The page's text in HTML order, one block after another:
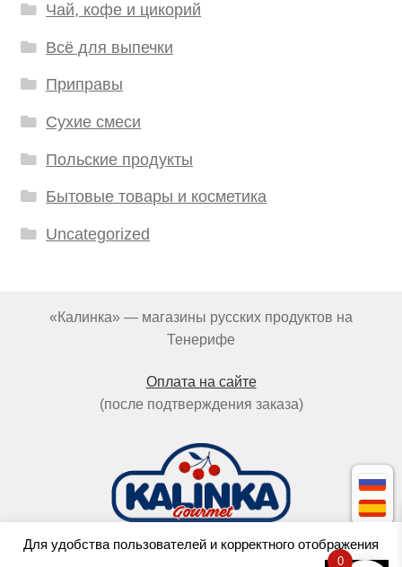
Чай, кофе и цикорий
Всё для выпечки
Приправы
Сухие смеси
Польские продукты
Бытовые товары и косметика
Uncategorized
«Калинка» — магазины русских продуктов на
Тенерифе
Оплата на сайте
(после подтверждения заказа)
Для удобства пользователей и корректного отображения
0